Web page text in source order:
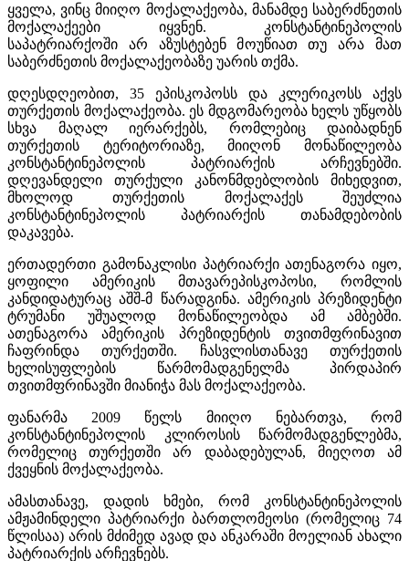
ყველა, ვინც მიიღო მოქალაქეობა, მანამდე საბერძნეთის
მოქალაქეები იყვნენ. კონსტანტინეპოლის
საპატრიარქოში არ აზუსტებენ მოუწიათ თუ არა მათ
საბერძნეთის მოქალაქეობაზე უარის თქმა.
დღესდღეობით, 35 ეპისკოპოსს და კლერიკოსს აქვს
თურქეთის მოქალაქეობა. ეს მდგომარეობა ხელს უწყობს
სხვა მაღალ იერარქებს, რომლებიც დაიბადნენ
თურქეთის ტერიტორიაზე, მიიღონ მონაწილეობა
კონსტანტინეპოლის პატრიარქის არჩევნებში.
დღევანდელი თურქული კანონმდებლობის მიხედვით,
მხოლოდ თურქეთის მოქალაქეს შეუძლია
კონსტანტინეპოლის პატრიარქის თანამდებობის
დაკავება.
ერთადერთი გამონაკლისი პატრიარქი ათენაგორა იყო,
ყოფილი ამერიკის მთავარეპისკოპოსი, რომლის
კანდიდატურაც აშშ-მ წარადგინა. ამერიკის პრეზიდენტი
ტრუმანი უშუალოდ მონაწილეობდა ამ ამბებში.
ათენაგორა ამერიკის პრეზიდენტის თვითმფრინავით
ჩაფრინდა თურქეთში. ჩასვლისთანავე თურქეთის
ხელისუფლების წარმომადგენელმა პირდაპირ
თვითმფრინავში მიანიჭა მას მოქალაქეობა.
ფანარმა 2009 წელს მიიღო ნებართვა, რომ
კონსტანტინეპოლის კლიროსის წარმომადგენლებმა,
რომელიც თურქეთში არ დაბადებულან, მიეღოთ ამ
ქვეყნის მოქალაქეობა.
ამასთანავე, დადის ხმები, რომ კონსტანტინეპოლის
ამჟამინდელი პატრიარქი ბართლომეოსი (რომელიც 74
წლისაა) არის მძიმედ ავად და ანკარაში მოელიან ახალი
პატრიარქის არჩევნებს.